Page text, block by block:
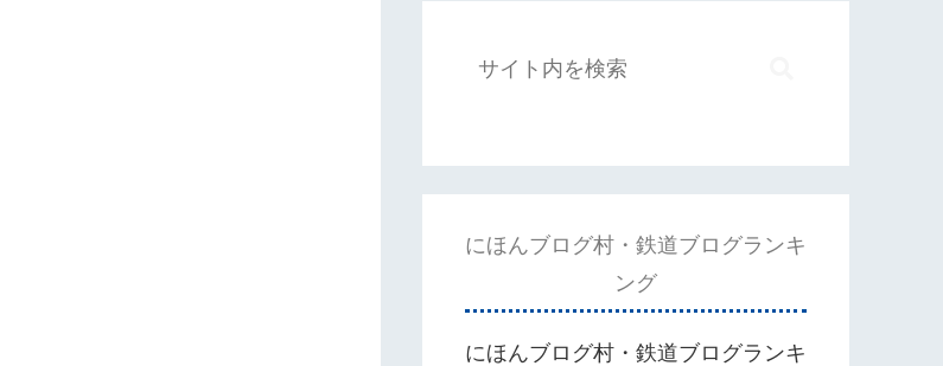
にほんブログ村・鉄道ブログランキ
ング
にほんブログ村・鉄道ブログランキ